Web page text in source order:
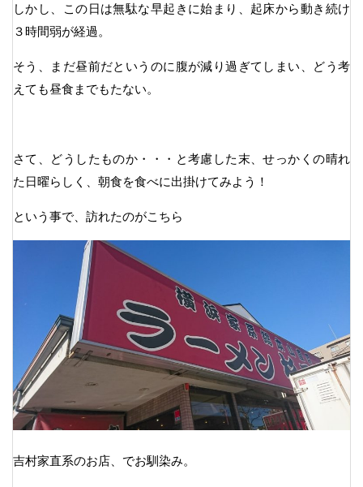
しかし、この日は無駄な早起きに始まり、起床から動き続け
３時間弱が経過。
そう、まだ昼前だというのに腹が減り過ぎてしまい、どう考
えても昼食までもたない。
さて、どうしたものか・・・と考慮した末、せっかくの晴れ
た日曜らしく、朝食を食べに出掛けてみよう！
という事で、訪れたのがこちら
吉村家直系のお店、でお馴染み。